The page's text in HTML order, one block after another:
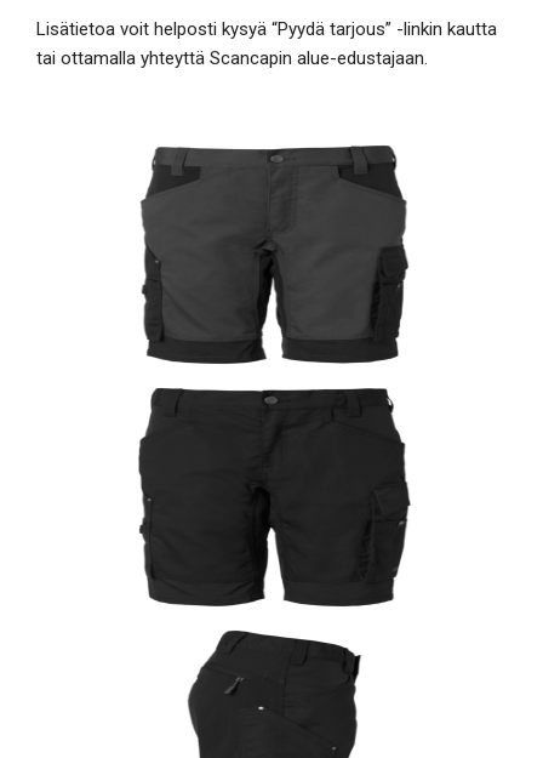
Lisätietoa voit helposti kysyä “Pyydä tarjous” -linkin kautta
tai ottamalla yhteyttä Scancapin alue-edustajaan.